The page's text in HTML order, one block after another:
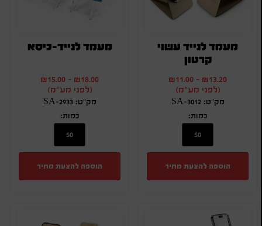
מעמד לנייד עשוי
קרטון
₪13.20
-
₪11.00
(לפני מע"מ)
מק"ט: SA-3012
כמות:
הוספה להצעת מחיר
מעמד לנייד-כיסא
₪18.00
-
₪15.00
(לפני מע"מ)
מק"ט: SA-2933
כמות:
הוספה להצעת מחיר